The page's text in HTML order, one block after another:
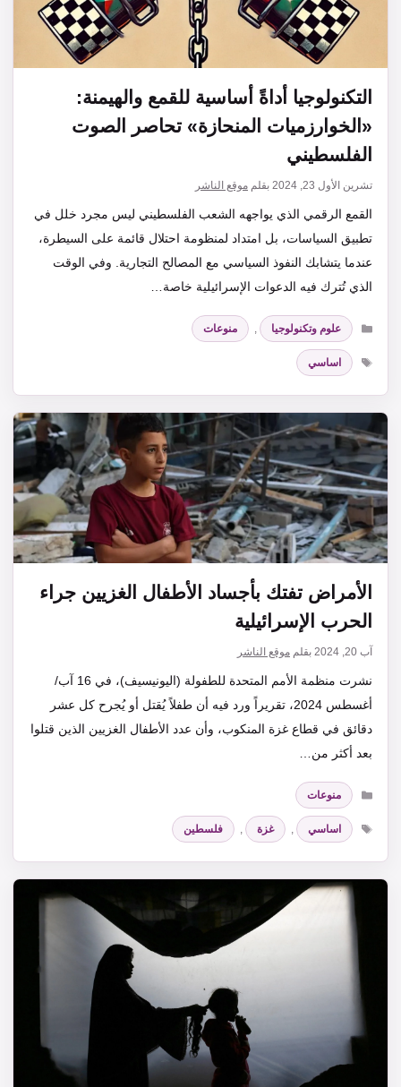
التكنولوجيا أداةً أساسية للقمع والهيمنة:
«الخوارزميات المنحازة» تحاصر الصوت
الفلسطيني
تشرين الأول 23, 2024 بقلم موقع الناشر
القمع الرقمي الذي يواجهه الشعب الفلسطيني ليس مجرد خلل في
تطبيق السياسات، بل امتداد لمنظومة احتلال قائمة على السيطرة،
عندما يتشابك النفوذ السياسي مع المصالح التجارية. وفي الوقت
الذي تُترك فيه الدعوات الإسرائيلية خاصة…
التصنيفات
علوم وتكنولوجيا ,
منوعات
الوسوم
اساسي
الأمراض تفتك بأجساد الأطفال الغزيين جراء
الحرب الإسرائيلية
آب 20, 2024 بقلم موقع الناشر
نشرت منظمة الأمم المتحدة للطفولة (اليونيسيف)، في 16 آب/
أغسطس 2024، تقريراً ورد فيه أن طفلاً يُقتل أو يُجرح كل عشر
دقائق في قطاع غزة المنكوب، وأن عدد الأطفال الغزيين الذين قتلوا
بعد أكثر من…
التصنيفات
منوعات
الوسوم
اساسي , غزة , فلسطين